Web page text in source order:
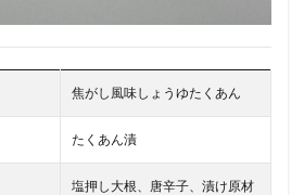
焦がし風味しょうゆたくあん
たくあん漬
塩押し大根、唐辛子、漬け原材